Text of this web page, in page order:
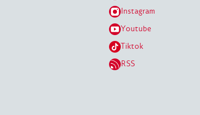
Instagram
Youtube
Tiktok
RSS